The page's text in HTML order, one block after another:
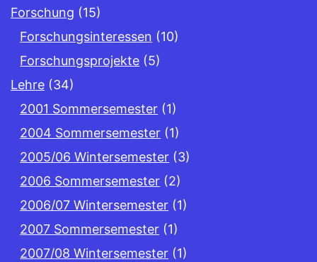
Forschung (15)
Forschungsinteressen (10)
Forschungsprojekte (5)
Lehre (34)
2001 Sommersemester (1)
2004 Sommersemester (1)
2005/06 Wintersemester (3)
2006 Sommersemester (2)
2006/07 Wintersemester (1)
2007 Sommersemester (1)
2007/08 Wintersemester (1)